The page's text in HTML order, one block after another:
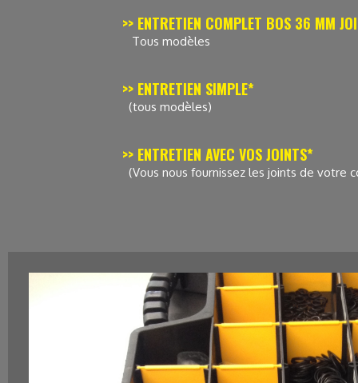
>> ENTRETIEN COMPLET BOS 36 MM
Tous modèles
>> ENTRETIEN SIMPLE*
(tous modèles)
>> ENTRETIEN AVEC VOS JOINTS*
(Vous nous fournissez les joints de votre